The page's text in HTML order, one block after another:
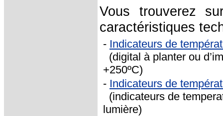
Vous trouverez
caractéristiques
- Indicateurs de
(digital à planter ou
+250ºC)
- Indicateurs de
(indicateurs de
lumière)